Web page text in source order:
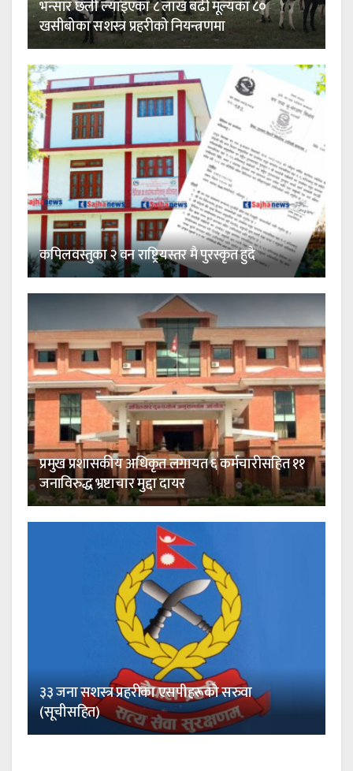
भन्सार छली ल्याइएका ८ लाख बढी मूल्यका ८०
खसीबोका सशस्त्र प्रहरीको नियन्त्रणमा
कपिलवस्तुका २ वन राष्ट्रियस्तर मै पुरस्कृत हुदै
प्रमुख प्रशासकीय अधिकृत लगायत ६ कर्मचारीसहित ११
जनाविरुद्ध भ्रष्टाचार मुद्दा दायर
३३ जना सशस्त्र प्रहरीका एसपीहरूको सरुवा
(सूचीसहित)